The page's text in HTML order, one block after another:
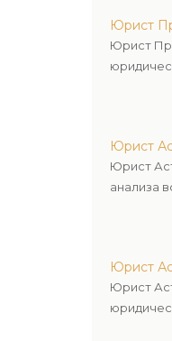
Юрист
Юрист
Юрист
Юрист
анализа
Юрист
Юрист